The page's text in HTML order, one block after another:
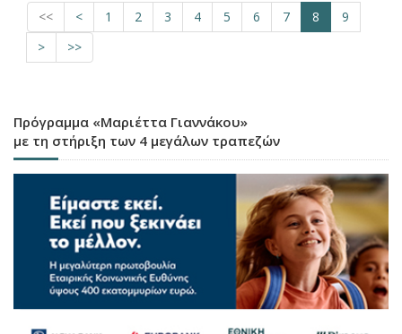
<< < 1 2 3 4 5 6 7 8
9
>
>>
Πρόγραμμα «Μαριέττα Γιαννάκου»
με τη στήριξη των 4 μεγάλων τραπεζών